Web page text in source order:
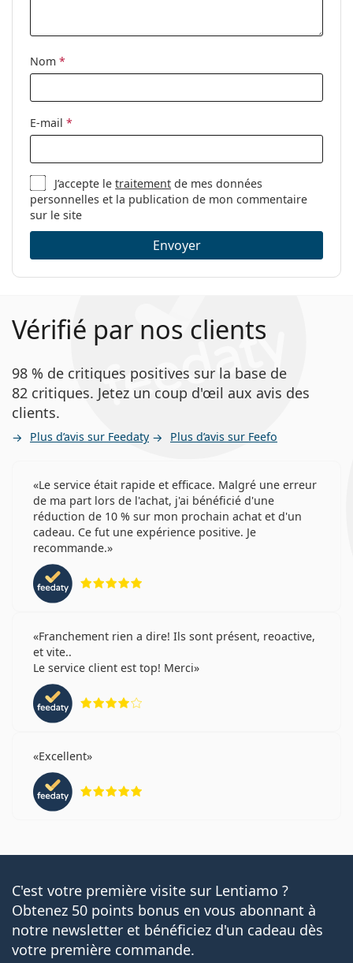
nettoyage:
Oui
Catégorie:
Lunettes de vue
Marque:
Burberry
Code:
0BE2346 3001 53
Nom *
E-mail *
J’accepte letraitement de mes données
personnelles et la publication de mon commentaire
sur le site
Envoyer
Vérifié par nos clients
98 % de critiques positives sur la base de
82 critiques. Jetez un coup d'œil aux avis des
clients.
Plus d’avis sur Feedaty Plus d’avis sur Feefo
Le service était rapide et efficace. Malgré une erreur
de ma part lors de l'achat, j'ai bénéficié d'une
réduction de 10 % sur mon prochain achat et d'un
cadeau. Ce fut une expérience positive. Je
recommande.
Franchement rien a dire! Ils sont présent, reoactive,
et vite..
Le service client est top! Merci
Excellent
C'est votre première visite sur Lentiamo ?
Obtenez 50 points bonus en vous abonnant à
notre newsletter et bénéficiez d'un cadeau dès
votre première commande.